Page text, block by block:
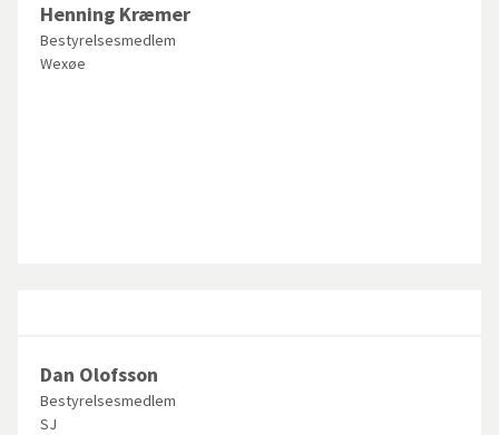
Henning Kræmer
Bestyrelsesmedlem
Wexøe
Dan Olofsson
Bestyrelsesmedlem
SJ